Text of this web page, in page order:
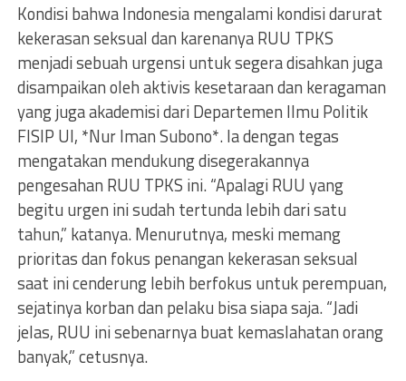
Kondisi bahwa Indonesia mengalami kondisi darurat
kekerasan seksual dan karenanya RUU TPKS
menjadi sebuah urgensi untuk segera disahkan juga
disampaikan oleh aktivis kesetaraan dan keragaman
yang juga akademisi dari Departemen Ilmu Politik
FISIP UI, *Nur Iman Subono*. Ia dengan tegas
mengatakan mendukung disegerakannya
pengesahan RUU TPKS ini. “Apalagi RUU yang
begitu urgen ini sudah tertunda lebih dari satu
tahun,” katanya. Menurutnya, meski memang
prioritas dan fokus penangan kekerasan seksual
saat ini cenderung lebih berfokus untuk perempuan,
sejatinya korban dan pelaku bisa siapa saja. “Jadi
jelas, RUU ini sebenarnya buat kemaslahatan orang
banyak,” cetusnya.